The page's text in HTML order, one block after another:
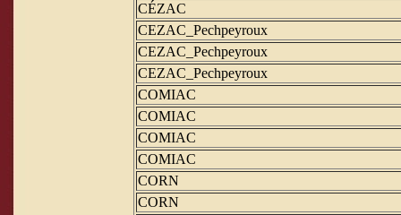
CÉZAC
CEZAC_Pechpeyroux
CEZAC_Pechpeyroux
CEZAC_Pechpeyroux
COMIAC
COMIAC
COMIAC
COMIAC
CORN
CORN